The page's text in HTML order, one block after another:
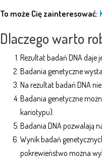
To może Cię zainteresować:
Dlaczego warto
Rezultat badań DNA daje
Badania genetyczne
Na rezultat badań DNA
Badania genetyczne
kariotypu).
Badania DNA pozwalają
Wynik badań
pokrewieństwo można